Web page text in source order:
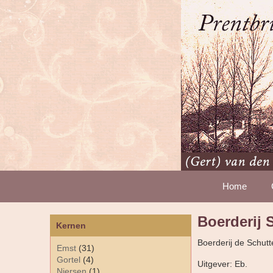
Home
Kernen
Emst (31)
Gortel (4)
Boerderij
Boerderij de
Uitgever: Eb.